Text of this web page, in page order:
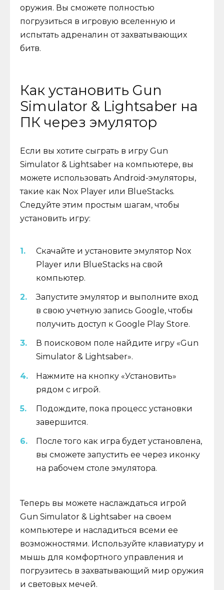
оружия. Вы сможете полностью
погрузиться в игровую вселенную и
испытать адреналин от захватывающих
битв.
Как установить Gun
Simulator & Lightsaber на
ПК через эмулятор
Если вы хотите сыграть в игру Gun
Simulator & Lightsaber на компьютере, вы
можете использовать Android-эмуляторы,
такие как Nox Player или BlueStacks.
Следуйте этим простым шагам, чтобы
установить игру:
Скачайте и установите эмулятор Nox
Player или BlueStacks на свой
компьютер.
Запустите эмулятор и выполните вход
в свою учетную запись Google, чтобы
получить доступ к Google Play Store.
В поисковом поле найдите игру «Gun
Simulator & Lightsaber».
Нажмите на кнопку «Установить»
рядом с игрой.
Подождите, пока процесс установки
завершится.
После того как игра будет установлена,
вы сможете запустить ее через иконку
на рабочем столе эмулятора.
Теперь вы можете наслаждаться игрой
Gun Simulator & Lightsaber на своем
компьютере и насладиться всеми ее
возможностями. Используйте клавиатуру и
мышь для комфортного управления и
погрузитесь в захватывающий мир оружия
и световых мечей.